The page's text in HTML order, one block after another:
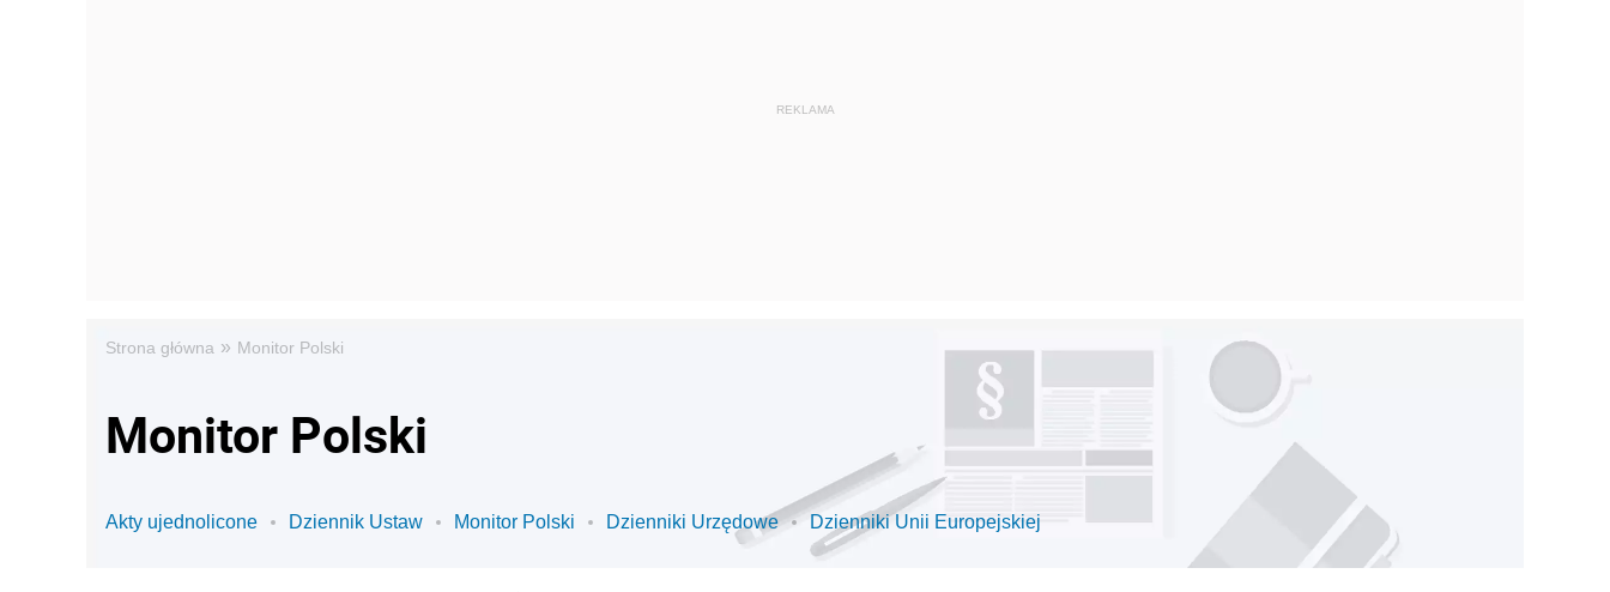
Strona główna » Monitor Polski
Monitor Polski
Akty ujednolicone Dziennik Ustaw Monitor Polski Dzienniki Urzędowe Dzienniki Unii Europejskiej